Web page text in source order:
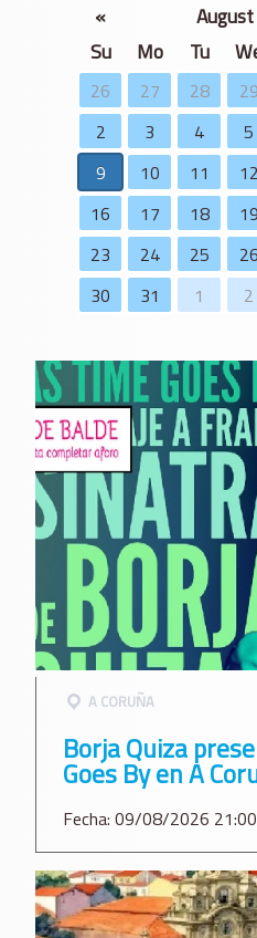
«
Su
Mo Tu
26 27 28 29
2
3 4 5
9
10 11 12
16
17 18 19
23
24 25 26
30
31 1 2
A CORUÑA
Borja Quiza
Goes By en A
Fecha: 09/08/2026 21:00